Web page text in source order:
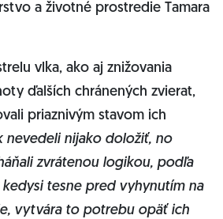
a životné prostredie Tamara
vlka, ako aj znižovania
ďalších chránených zvierat,
priaznivým stavom ich
nevedeli nijako doložiť, no
zvrátenou logikou, podľa
tesne pred vyhynutím na
vytvára to potrebu opäť ich